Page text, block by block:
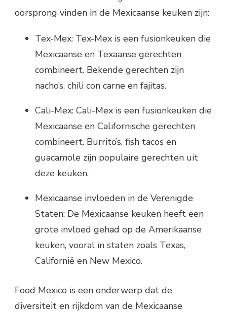
oorsprong vinden in de Mexicaanse keuken zijn:
Tex-Mex: Tex-Mex is een fusionkeuken die
Mexicaanse en Texaanse gerechten
combineert. Bekende gerechten zijn
nacho’s, chili con carne en fajitas.
Cali-Mex: Cali-Mex is een fusionkeuken die
Mexicaanse en Californische gerechten
combineert. Burrito’s, fish tacos en
guacamole zijn populaire gerechten uit
deze keuken.
Mexicaanse invloeden in de Verenigde
Staten: De Mexicaanse keuken heeft een
grote invloed gehad op de Amerikaanse
keuken, vooral in staten zoals Texas,
Californië en New Mexico.
Food Mexico is een onderwerp dat de
diversiteit en rijkdom van de Mexicaanse